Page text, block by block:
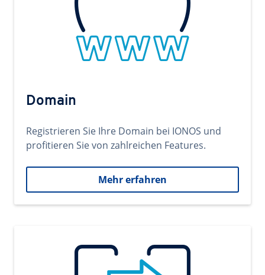
Domain
Registrieren Sie Ihre Domain bei IONOS und
profitieren Sie von zahlreichen Features.
Mehr erfahren